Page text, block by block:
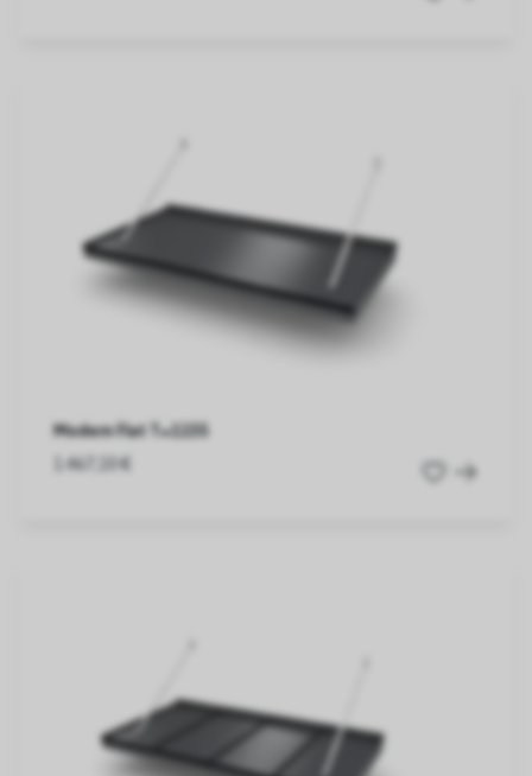
Modern Flat T=1155
1.467,10 €